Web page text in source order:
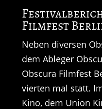
Filmfest
Neben diversen
dem Ableger
Obscura Filmfest
vierten mal statt.
Kino, dem Union